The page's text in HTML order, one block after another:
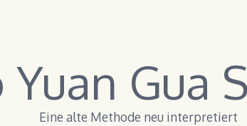
Gua
Eine alte Methode neu interpretiert